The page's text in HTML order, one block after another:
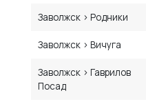
Заволжск › Родники
Заволжск › Вичуга
Заволжск › Гаврилов
Посад